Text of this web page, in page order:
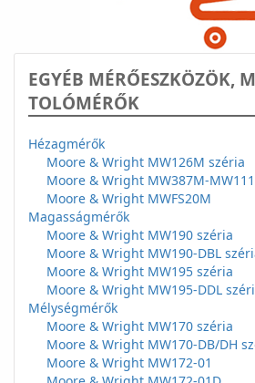
EGYÉB MÉRŐESZKÖZÖK,
TOLÓMÉRŐK
Hézagmérők
Moore & Wright MW126M széria
Moore & Wright MW387M-
Moore & Wright MWFS20M
Magasságmérők
Moore & Wright MW190 széria
Moore & Wright MW190-DBL
Moore & Wright MW195 széria
Moore & Wright MW195-DDL
Mélységmérők
Moore & Wright MW170 széria
Moore & Wright MW170-DB/DH
Moore & Wright MW172-01